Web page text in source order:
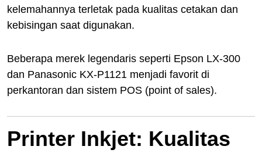
kelemahannya terletak pada kualitas cetakan dan
kebisingan saat digunakan.
Beberapa merek legendaris seperti Epson LX-300
dan Panasonic KX-P1121 menjadi favorit di
perkantoran dan sistem POS (point of sales).
Printer Inkjet: Kualitas